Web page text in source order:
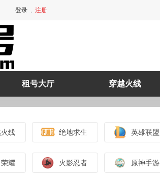
登录 , 注册
租号大厅 穿越火线
线 绝地求生 英雄联盟
耀 火影忍者 原神手游